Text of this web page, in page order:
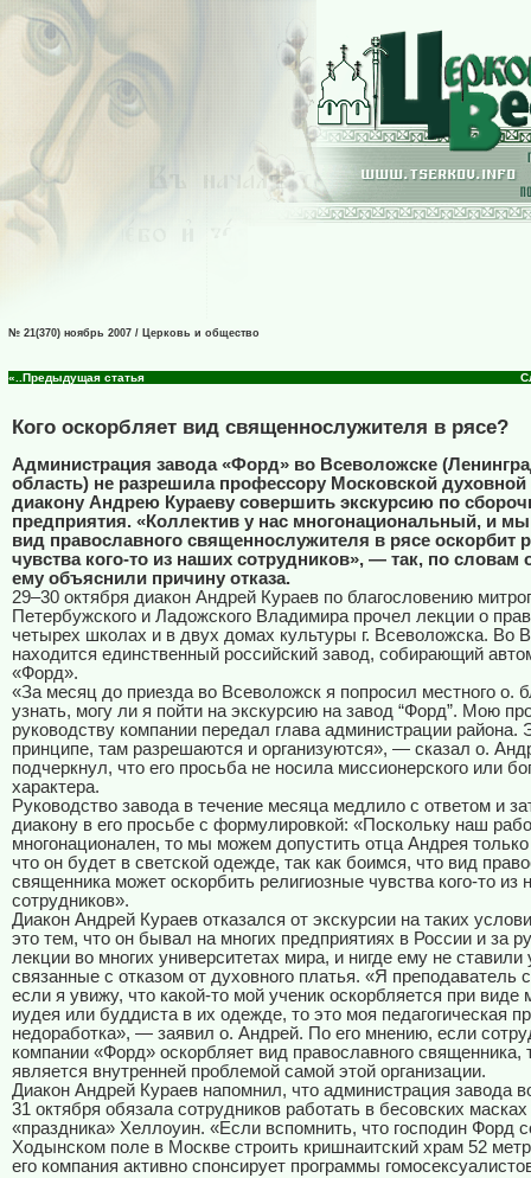
№ 21(370) ноябрь 2007 / Церковь и общество
«..Предыдущая статья
Кого оскорбляет вид священнослужителя в рясе?
Администрация завода «Форд» во Всеволожске
область) не разрешила профессору Московской духовной
диакону Андрею Кураеву совершить экскурсию по
предприятия. «Коллектив у нас многонациональный, и
вид православного священнослужителя в рясе оскорбит
чувства кого-то из наших сотрудников», — так, по словам
ему объяснили причину отказа.
29–30 октября диакон Андрей Кураев по благословению
Петербужского и Ладожского Владимира прочел лекции о
четырех школах и в двух домах культуры г. Всеволожска. Во
находится единственный российский завод, собирающий
«Форд».
«За месяц до приезда во Всеволожск я попросил местного о.
узнать, могу ли я пойти на экскурсию на завод “Форд”. Мою
руководству компании передал глава администрации района.
принципе, там разрешаются и организуются», — сказал о.
подчеркнул, что его просьба не носила миссионерского или
характера.
Руководство завода в течение месяца медлило с ответом и
диакону в его просьбе с формулировкой: «Поскольку наш
многонационален, то мы можем допустить отца Андрея
что он будет в светской одежде, так как боимся, что вид
священника может оскорбить религиозные чувства кого-то из
сотрудников».
Диакон Андрей Кураев отказался от экскурсии на таких
это тем, что он бывал на многих предприятиях в России и за
лекции во многих университетах мира, и нигде ему не ставили
связанные с отказом от духовного платья. «Я преподаватель
если я увижу, что какой-то мой ученик оскорбляется при виде
иудея или буддиста в их одежде, то это моя педагогическая
недоработка», — заявил о. Андрей. По его мнению, если
компании «Форд» оскорбляет вид православного священника,
является внутренней проблемой самой этой организации.
Диакон Андрей Кураев напомнил, что администрация завода
31 октября обязала сотрудников работать в бесовских масках
«праздника» Хеллоуин. «Если вспомнить, что господин Форд
Ходынском поле в Москве строить кришнаитский храм 52
его компания активно спонсирует программы